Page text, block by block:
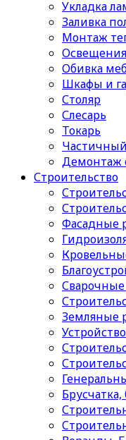
Укладка
Заливка
Монтаж
Освещения
Обивка
Шкафы и
Столяр
Слесарь
Токарь
Демонтаж
Строительство
Фасадные
Земляные